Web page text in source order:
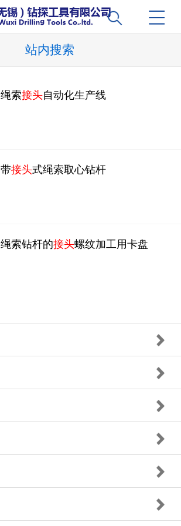
站内搜索
绳索接头自动化生产线
带接头式绳索取心钻杆
绳索钻杆的接头螺纹加工用卡盘